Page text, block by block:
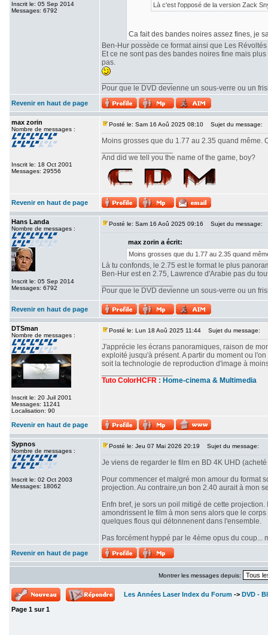
Inscrit le: 05 Sep 2014
Messages: 6792
Là c'est l'opposé de la version Zack
Ca fait des bandes noires assez fines, je
Ben-Hur possède ce format ainsi que Les
Et ce ne sont pas des bandes noires fine mais
pas.
Pour que le DVD devienne un sous-verre ou un
Revenir en haut de page
max zorin
Nombre de messages :
Inscrit le: 18 Oct 2001
Messages: 29556
Posté le: Sam 16 Aoû 2025 08:10 Sujet du message:
Moins grosses que du 1.77 au 2.35 quand même.
And did we tell you the name of the game, boy?
Revenir en haut de page
Hans Landa
Nombre de messages :
Inscrit le: 05 Sep 2014
Messages: 6792
Posté le: Sam 16 Aoû 2025 09:16 Sujet du message:
max zorin a écrit:
Moins grosses que du 1.77 au 2.35 quand
Là tu confonds, le 2.75 est le format le plus
Ben-Hur est en 2.75, Lawrence d'Arabie pas du
Pour que le DVD devienne un sous-verre ou un
Revenir en haut de page
DTSman
Nombre de messages :
Inscrit le: 20 Juil 2001
Messages: 11241
Localisation: 90
Posté le: Lun 18 Aoû 2025 11:44 Sujet du message:
J'apprécie les écrans panoramiques, raison de
exploité jusqu'à présent. A partir du moment ou
soit la technologie de reproduction d'image à
Tuto ColorHCFR : Home-cinema & Multimedia
Revenir en haut de page
Sypnos
Nombre de messages :
Inscrit le: 02 Oct 2003
Messages: 18062
Posté le: Jeu 07 Mai 2026 20:19 Sujet du message:
Je viens de regarder le film en BD 4K UHD
Pour commencer et malgré mon amour du format
projection. Au contraire,un bon 2.40 aurait à mon
Enfn bref, je sors un poil mitigé de cette
amondrissent le film à mon sens alors que le
quelques flous qui détonnenent dans l'ensemble.
Pas forcément hyppé par le 4ème opus du
Revenir en haut de page
Montrer les messages depuis:
Les Années Laser Index du Forum -> DVD -
Page 1 sur1